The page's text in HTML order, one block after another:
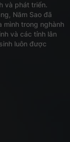
và phát triển.
Năm Sao đã
trong nghành
và các tỉnh lân
luôn được